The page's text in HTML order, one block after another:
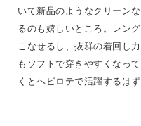
いて新品のようなクリーン
るのも嬉しいところ。レン
こなせるし、抜群の着回し
もソフトで穿きやすくなっ
くとヘビロテで活躍するはず